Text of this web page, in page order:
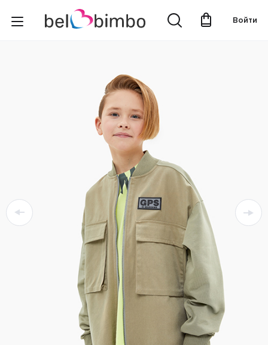
Войти